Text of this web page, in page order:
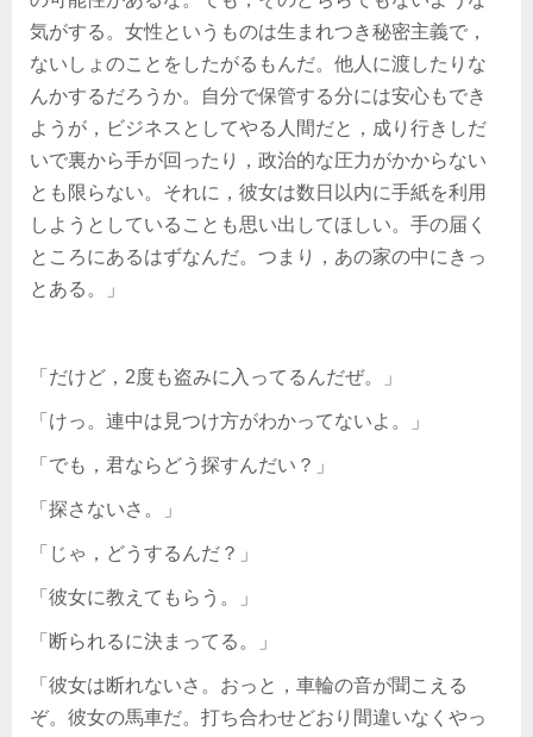
気がする。女性というものは生まれつき秘密主義で，
ないしょのことをしたがるもんだ。他人に渡したりな
んかするだろうか。自分で保管する分には安心もでき
ようが，ビジネスとしてやる人間だと，成り行きしだ
いで裏から手が回ったり，政治的な圧力がかからない
とも限らない。それに，彼女は数日以内に手紙を利用
しようとしていることも思い出してほしい。手の届く
ところにあるはずなんだ。つまり，あの家の中にきっ
とある。」
「だけど，2度も盗みに入ってるんだぜ。」
「けっ。連中は見つけ方がわかってないよ。」
「でも，君ならどう探すんだい？」
「探さないさ。」
「じゃ，どうするんだ？」
「彼女に教えてもらう。」
「断られるに決まってる。」
「彼女は断れないさ。おっと，車輪の音が聞こえる
ぞ。彼女の馬車だ。打ち合わせどおり間違いなくやっ